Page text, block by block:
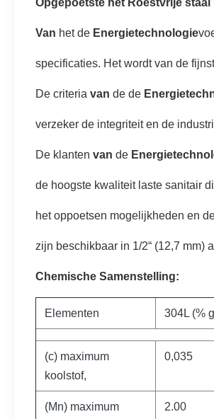
Opgepoetste het Roestvrije
Van het de Energietechnologie
specificaties. Het wordt van de
De criteria van de de
verzeker de integriteit en de
De klanten van de
de hoogste kwaliteit laste sanitair
het oppoetsen mogelijkheden en
zijn beschikbaar in 1/2“ (12,7 mm)
Chemische Samenstelling:
Elementen 304L (%
(c) maximum
koolstof,
0,035
(Mn) maximum
2.00